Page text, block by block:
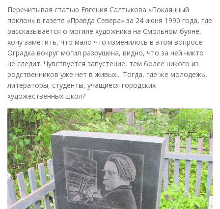
Перечитывая статью Евгения Салтыкова «Покаянный
поклон» в газете «Правда Севера» за 24 июня 1990 года, где
рассказывается о могиле художника на Смольном буяне,
хочу заметить, что мало что изменилось в этом вопросе.
Оградка вокруг могил разрушена, видно, что за ней никто
не следит. Чувствуется запустение, тем более никого из
родственников уже нет в живых... Тогда, где же молодежь,
литераторы, студенты, учащиеся городских
художественных школ?